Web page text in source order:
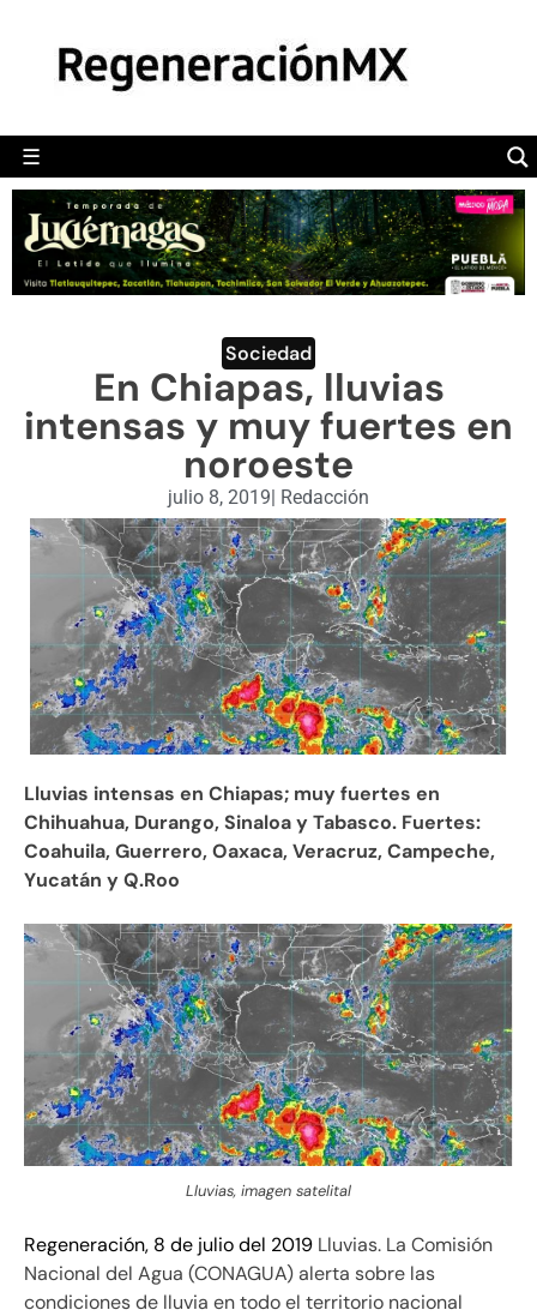
☰
POLÍTICA
CAMALEÓN
OPINIÓN
DEPORTES
ENGLISH SECTION
VIDEOS
Sociedad
En Chiapas, lluvias
intensas y muy fuertes en
noroeste
julio 8, 2019| Redacción
Lluvias intensas en Chiapas; muy fuertes en
Chihuahua, Durango, Sinaloa y Tabasco. Fuertes:
Coahuila, Guerrero, Oaxaca, Veracruz, Campeche,
Yucatán y Q.Roo
Lluvias, imagen satelital
Regeneración, 8 de julio del 2019 Lluvias. La Comisión
Nacional del Agua (CONAGUA) alerta sobre las
condiciones de lluvia en todo el territorio nacional